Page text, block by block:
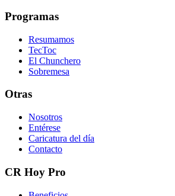
Programas
Resumamos
TecToc
El Chunchero
Sobremesa
Otras
Nosotros
Entérese
Caricatura del día
Contacto
CR Hoy Pro